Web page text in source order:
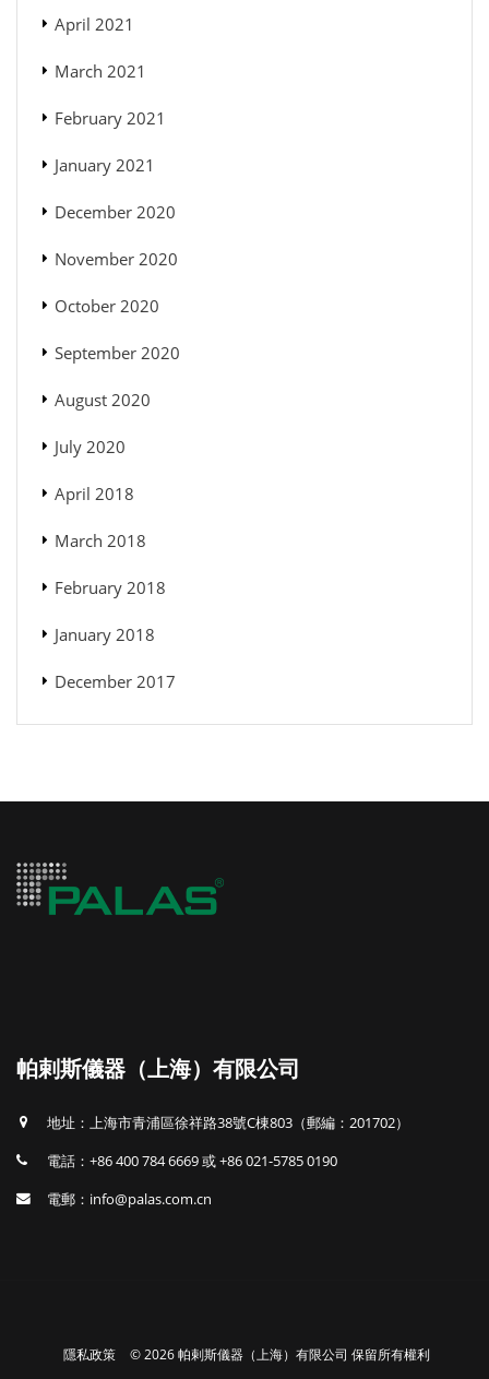
April 2021
March 2021
February 2021
January 2021
December 2020
November 2020
October 2020
September 2020
August 2020
July 2020
April 2018
March 2018
February 2018
January 2018
December 2017
帕剌斯儀器（上海）有限公司
地址：上海市青浦區徐祥路38號C棟803（郵編：201702）
電話：+86 400 784 6669 或 +86 021-5785 0190
電郵：info@palas.com.cn
隱私政策 © 2026 帕剌斯儀器（上海）有限公司 保留所有權利